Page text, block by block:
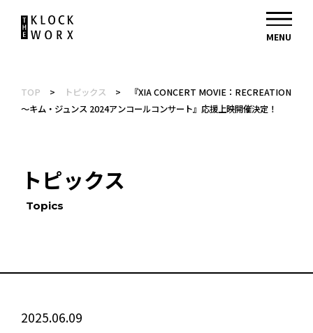
TOP > トピックス >
『XIA CONCERT MOVIE：RECREATION
～キム・ジュンス 2024アンコールコンサート』応援上映開催決定！
トピックス
Topics
2025.06.09